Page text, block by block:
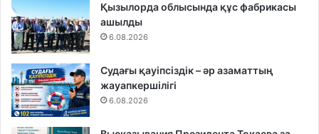
Қызылорда облысында құс фабрикасы
ашылды
6.08.2026
Судағы қауіпсіздік – әр азаматтың
жауапкершілігі
6.08.2026